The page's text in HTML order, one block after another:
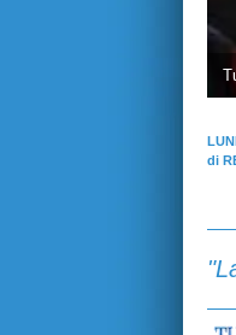
di